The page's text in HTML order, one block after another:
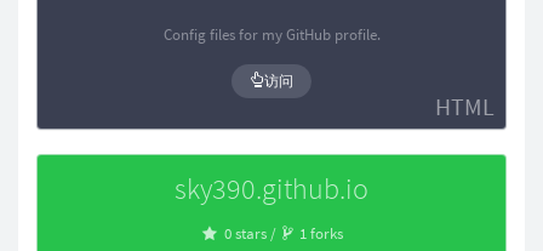
HTML
Config files for my GitHub profile.
访问
sky390.github.io
0 stars / 1 forks